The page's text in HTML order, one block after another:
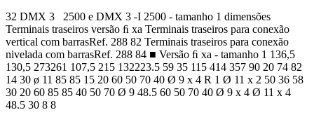
32 DMX 3 2500 e DMX 3 -I 2500 - tamanho 1 dimensões
Terminais traseiros versão ﬁ xa Terminais traseiros para conexão
vertical com barrasRef. 288 82 Terminais traseiros para conexão
nivelada com barrasRef. 288 84 ■ Versão ﬁ xa - tamanho 1 136,5
130,5 273261 107,5 215 132223.5 59 35 115 414 357 90 20 74 82
14 30 ø 11 85 85 15 20 60 50 70 40 Ø 9 x 4 R 1 Ø 11 x 2 50 36 58
30 20 60 85 85 40 50 70 Ø 9 48.5 60 50 70 40 Ø 9 x 4 Ø 11 x 4
48.5 30 8 8